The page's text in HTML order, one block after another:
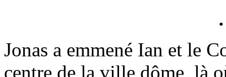
Jonas a emmené Ian et le
centre de la ville dôme, là